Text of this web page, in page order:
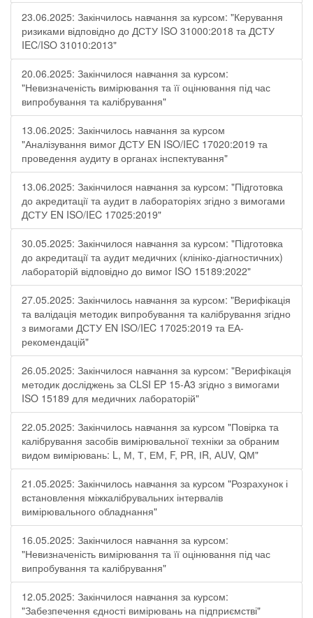
23.06.2025: Закінчилось навчання за курсом: "Керування
ризиками відповідно до ДСТУ ISO 31000:2018 та ДСТУ
IEC/ISO 31010:2013"
20.06.2025: Закінчилося навчання за курсом:
"Невизначеність вимірювання та її оцінювання під час
випробування та калібрування"
13.06.2025: Закінчилось навчання за курсом
"Аналізування вимог ДСТУ EN ISO/IEC 17020:2019 та
проведення аудиту в органах інспектування"
13.06.2025: Закінчилося навчання за курсом: "Підготовка
до акредитації та аудит в лабораторіях згідно з вимогами
ДСТУ EN ISO/IEC 17025:2019"
30.05.2025: Закінчилося навчання за курсом: "Підготовка
до акредитації та аудит медичних (клініко-діагностичних)
лабораторій відповідно до вимог ISO 15189:2022"
27.05.2025: Закінчилось навчання за курсом: "Верифікація
та валідація методик випробування та калібрування згідно
з вимогами ДСТУ EN ISO/IEC 17025:2019 та ЕА-
рекомендацій"
26.05.2025: Закінчилося навчання за курсом: "Верифікація
методик досліджень за CLSI EP 15-A3 згідно з вимогами
ISO 15189 для медичних лабораторій"
22.05.2025: Закінчилось навчання за курсом "Повірка та
калібрування засобів вимірювальної техніки за обраним
видом вимірювань: L, М, Т, ЕМ, F, РR, ІR, АUV, QМ"
21.05.2025: Закінчилось навчання за курсом "Розрахунок і
встановлення міжкалібрувальних інтервалів
вимірювального обладнання"
16.05.2025: Закінчилося навчання за курсом:
"Невизначеність вимірювання та її оцінювання під час
випробування та калібрування"
12.05.2025: Закінчилося навчання за курсом:
"Забезпечення єдності вимірювань на підприємстві"